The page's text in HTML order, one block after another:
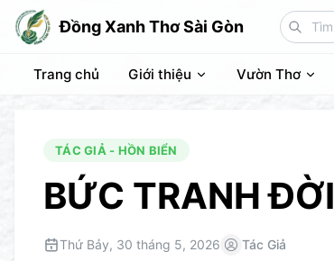
Đồng Xanh Thơ Sài Gòn
Trang chủ Giới thiệu Vườn Thơ
TÁC GIẢ - HỒN BIỂN
BỨC TRANH ĐỜI
Thứ Bảy, 30 tháng 5, 2026 Tác Giả